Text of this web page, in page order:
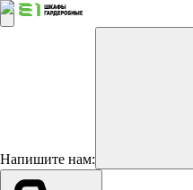
Напишите нам: